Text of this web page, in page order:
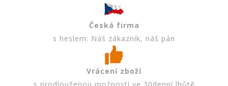
Česká firma
s heslem: Náš zákazník, náš pán
Vrácení zboží